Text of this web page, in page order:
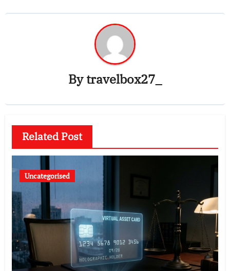
Bytravelbox27_
Related Post
Uncategorised